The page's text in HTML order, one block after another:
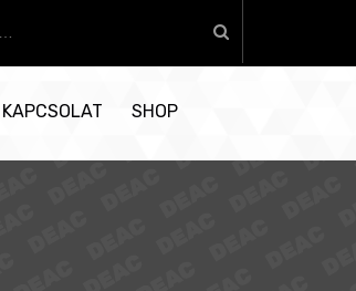
KAPCSOLAT SHOP